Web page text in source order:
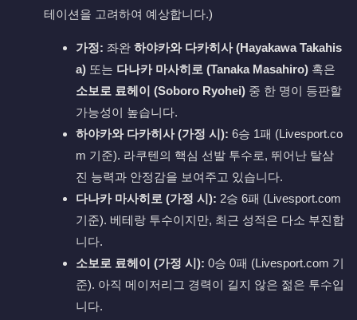
테이션을 고려하여 예상합니다.)
가정: 좌완 하야카와 다카히사 (Hayakawa Takahis
a) 또는 다나카 마사히로 (Tanaka Masahiro) 혹은
소보로 료헤이 (Soboro Ryohei) 중 한 명이 등판할
가능성이 높습니다.
하야카와 다카히사 (가정 시): 6승 1패 (Livesport.co
m 기준). 라쿠텐의 핵심 선발 투수로, 뛰어난 탈삼
진 능력과 안정감을 보여주고 있습니다.
다나카 마사히로 (가정 시): 2승 6패 (Livesport.com
기준). 베테랑 투수이지만, 최근 성적은 다소 부진합
니다.
소보로 료헤이 (가정 시): 0승 0패 (Livesport.com 기
준). 아직 메이저리그 경력이 길지 않은 젊은 투수입
니다.